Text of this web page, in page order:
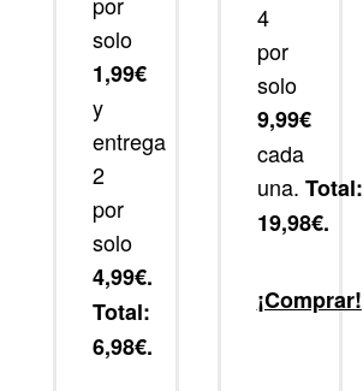
solo
1,99€
y
entrega
2
por
solo
4,99€.
Total:
6,98€.
4
por
solo
9,99€
cada
una. Total:
19,98€.
¡Comprar!